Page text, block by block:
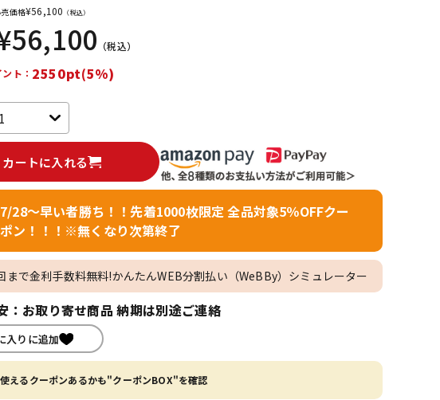
価格¥56,100 （税込）
56,100 （税込）
ト： 2550pt(5%)
カートに入れる
7/28～早い者勝ち！！先着1000枚限定 全品対象5％OFFクー
ポン！！！※無くなり次第終了
まで金利手数料無料!かんたんWEB分割払い（WeBBy）シミュレーター
：お取り寄せ商品 納期は別途ご連絡
入りに追加
使えるクーポンあるかも"クーポンBOX"を確認